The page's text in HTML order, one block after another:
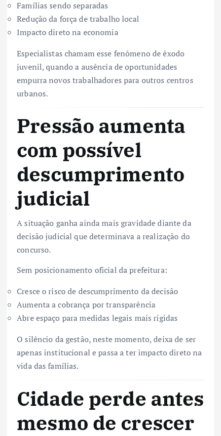
Famílias sendo separadas
Redução da força de trabalho local
Impacto direto na economia
Especialistas chamam esse fenômeno de êxodo
juvenil, quando a ausência de oportunidades
empurra novos trabalhadores para outros centros
urbanos.
Pressão aumenta
com possível
descumprimento
judicial
A situação ganha ainda mais gravidade diante da
decisão judicial que determinava a realização do
concurso.
Sem posicionamento oficial da prefeitura:
Cresce o risco de descumprimento da decisão
Aumenta a cobrança por transparência
Abre espaço para medidas legais mais rígidas
O silêncio da gestão, neste momento, deixa de ser
apenas institucional e passa a ter impacto direto na
vida das famílias.
Cidade perde antes
mesmo de crescer